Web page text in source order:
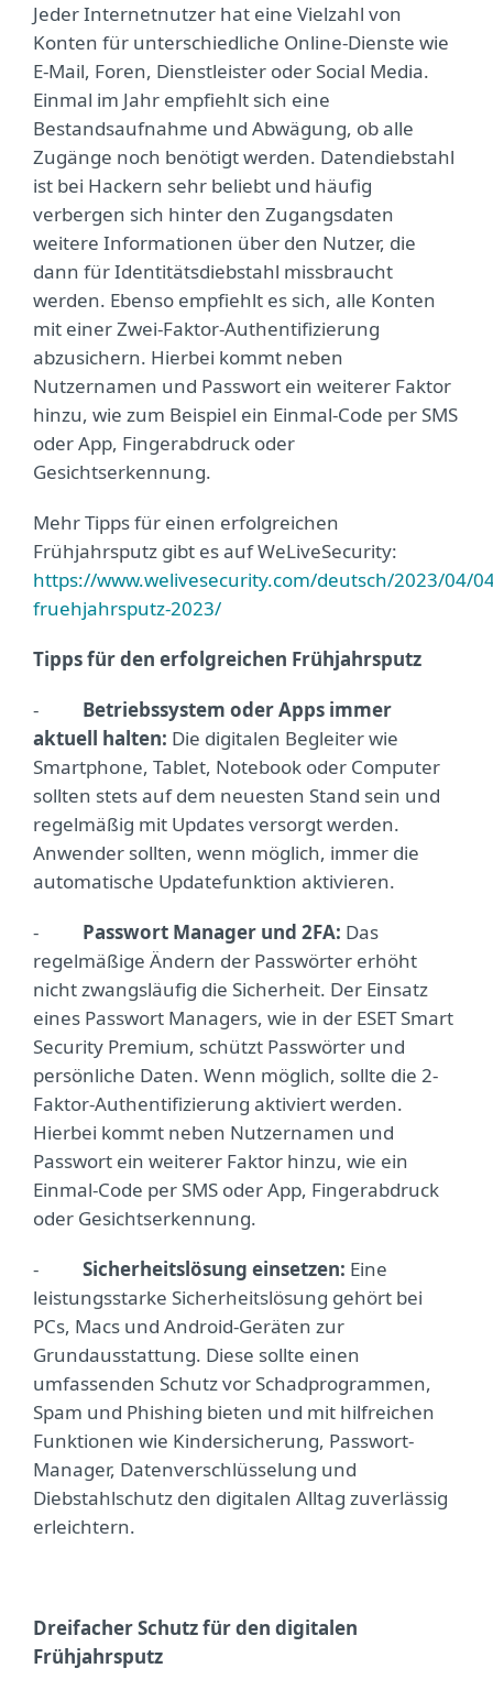
Jeder Internetnutzer hat eine Vielzahl von
Konten für unterschiedliche Online-Dienste wie
E-Mail, Foren, Dienstleister oder Social Media.
Einmal im Jahr empfiehlt sich eine
Bestandsaufnahme und Abwägung, ob alle
Zugänge noch benötigt werden. Datendiebstahl
ist bei Hackern sehr beliebt und häufig
verbergen sich hinter den Zugangsdaten
weitere Informationen über den Nutzer, die
dann für Identitätsdiebstahl missbraucht
werden. Ebenso empfiehlt es sich, alle Konten
mit einer Zwei-Faktor-Authentifizierung
abzusichern. Hierbei kommt neben
Nutzernamen und Passwort ein weiterer Faktor
hinzu, wie zum Beispiel ein Einmal-Code per SMS
oder App, Fingerabdruck oder
Gesichtserkennung.
Mehr Tipps für einen erfolgreichen
Frühjahrsputz gibt es auf WeLiveSecurity:
https://www.welivesecurity.com/deutsch/2023/04/
fruehjahrsputz-2023/
Tipps für den erfolgreichen Frühjahrsputz
- Betriebssystem oder Apps immer
aktuell halten: Die digitalen Begleiter wie
Smartphone, Tablet, Notebook oder Computer
sollten stets auf dem neuesten Stand sein und
regelmäßig mit Updates versorgt werden.
Anwender sollten, wenn möglich, immer die
automatische Updatefunktion aktivieren.
- Passwort Manager und 2FA: Das
regelmäßige Ändern der Passwörter erhöht
nicht zwangsläufig die Sicherheit. Der Einsatz
eines Passwort Managers, wie in der ESET Smart
Security Premium, schützt Passwörter und
persönliche Daten. Wenn möglich, sollte die 2-
Faktor-Authentifizierung aktiviert werden.
Hierbei kommt neben Nutzernamen und
Passwort ein weiterer Faktor hinzu, wie ein
Einmal-Code per SMS oder App, Fingerabdruck
oder Gesichtserkennung.
- Sicherheitslösung einsetzen: Eine
leistungsstarke Sicherheitslösung gehört bei
PCs, Macs und Android-Geräten zur
Grundausstattung. Diese sollte einen
umfassenden Schutz vor Schadprogrammen,
Spam und Phishing bieten und mit hilfreichen
Funktionen wie Kindersicherung, Passwort-
Manager, Datenverschlüsselung und
Diebstahlschutz den digitalen Alltag zuverlässig
erleichtern.
Dreifacher Schutz für den digitalen
Frühjahrsputz